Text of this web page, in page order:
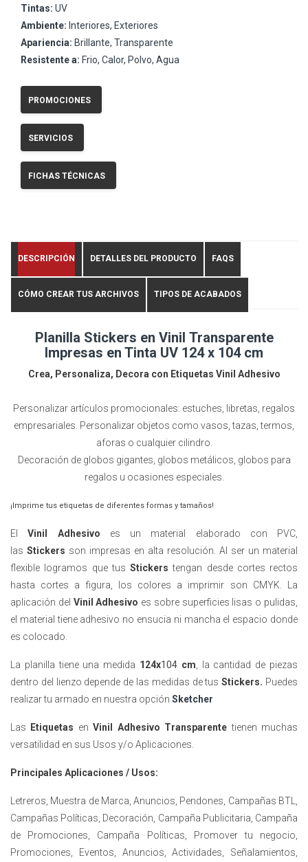
Tintas: UV
Ambiente: Interiores, Exteriores
Apariencia: Brillante, Transparente
Resistente a: Frio, Calor, Polvo, Agua
PROMOCIONES
SERVICIOS
FICHAS TÉCNICAS
DESCRIPCIÓN DETALLES DEL PRODUCTO FAQS
CÓMO CREAR TUS ARCHIVOS TIPOS DE ACABADOS
Planilla Stickers en Vinil Transparente
Impresas en Tinta UV 124 x 104 cm
Crea, Personaliza, Decora con Etiquetas Vinil Adhesivo
Personalizar artículos promocionales: estuches, libretas, regalos
empresariales. Personalizar objetos como vasos, tazas, termos,
aforas o cualquier cilindro.
Decoración de globos gigantes, globos metálicos, globos para
regalos u ocasiones especiales.
¡Imprime tus etiquetas de diferentes formas y tamaños!
ElVinil Adhesivo es un material elaborado con PVC,
las Stickers son impresas en alta resolución. Al ser un material
flexible logramos que tus Stickers tengan desde cortes rectos
hasta cortes a figura, los colores a imprimir son CMYK. La
aplicación del Vinil Adhesivo es sobre superficies lisas o pulidas,
el material tiene adhesivo no ensucia ni mancha el espacio donde
es colocado.
La planilla tiene una medida 124x104 cm , la cantidad de piezas
dentro del lienzo depende de las medidas de tusStickers. Puedes
realizar tu armado en nuestra opción Sketcher
Las Etiquetas enVinil Adhesivo Transparente tienen muchas
versatilidad en sus Usos y/o Aplicaciones.
Principales Aplicaciones / Usos:
Letreros, Muestra de Marca, Anuncios, Pendones, Campañas BTL,
Campañas Políticas, Decoración, Campaña Publicitaria, Campaña
de Promociones, Campaña Políticas, Promover tu negocio,
Promociones, Eventos, Anuncios, Actividades, Señalamientos,